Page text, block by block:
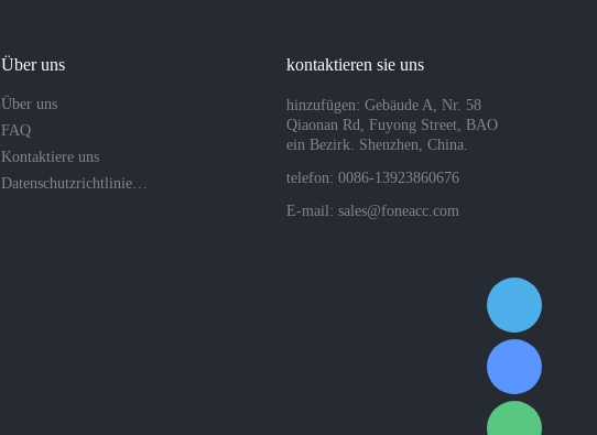
Über uns
Über uns
FAQ
Kontaktiere uns
kontaktieren sie uns
hinzufügen: Gebäude A, Nr. 58
Qiaonan Rd, Fuyong Street, BAO
ein Bezirk. Shenzhen, China.
telefon: 0086-13923860676
E-mail: sales@foneacc.com